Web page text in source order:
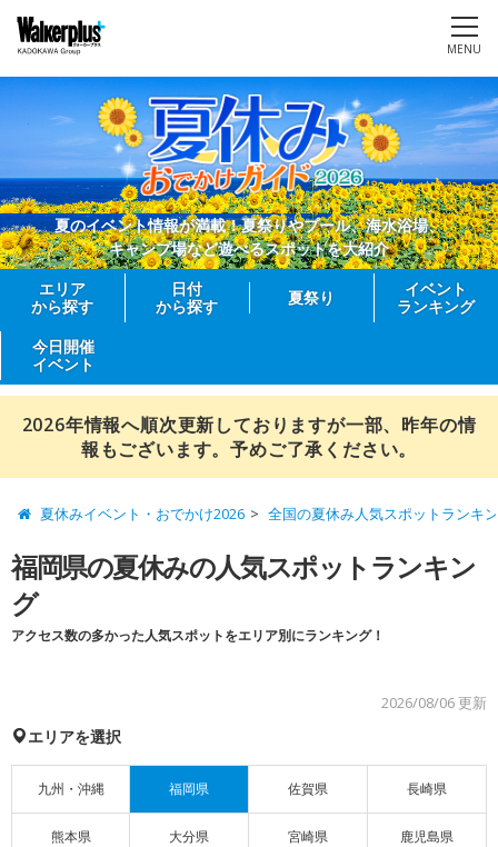
MENU
夏のイベント情報が満載！夏祭りやプール、海水浴場、
キャンプ場など遊べるスポットを大紹介
エリア
から探す
日付
から探す
夏祭り
イベント
ランキング
今日開催
イベント
2026年情報へ順次更新しておりますが一部、昨年の情
報もございます。予めご了承ください。
夏休みイベント・おでかけ2026 全国の夏休み人気スポットランキ
福岡県の夏休みの人気スポットランキン
グ
アクセス数の多かった人気スポットをエリア別にランキング！
2026/08/06 更新
エリアを選択
九州・沖縄 福岡県 佐賀県 長崎県
熊本県 大分県 宮崎県 鹿児島県